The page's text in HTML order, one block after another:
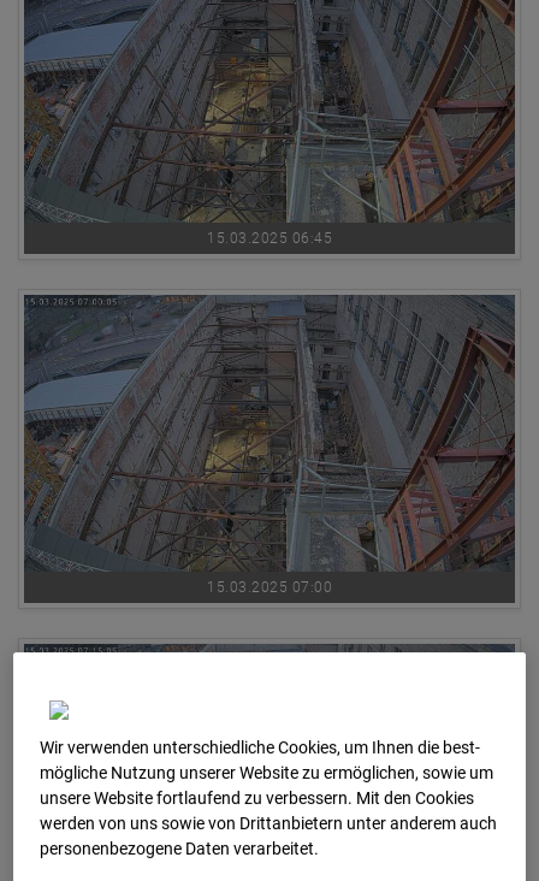
15.03.2025 06:45
15.03.2025 07:00
Wir verwenden unterschiedliche Cookies, um Ihnen die best­
mögliche Nutzung unserer Website zu ermöglichen, sowie um
unsere Website fortlaufend zu verbessern. Mit den Cookies
werden von uns sowie von Drittanbietern unter anderem auch
personenbezogene Daten verarbeitet.